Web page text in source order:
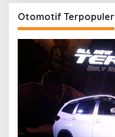
Otomotif Terpopuler